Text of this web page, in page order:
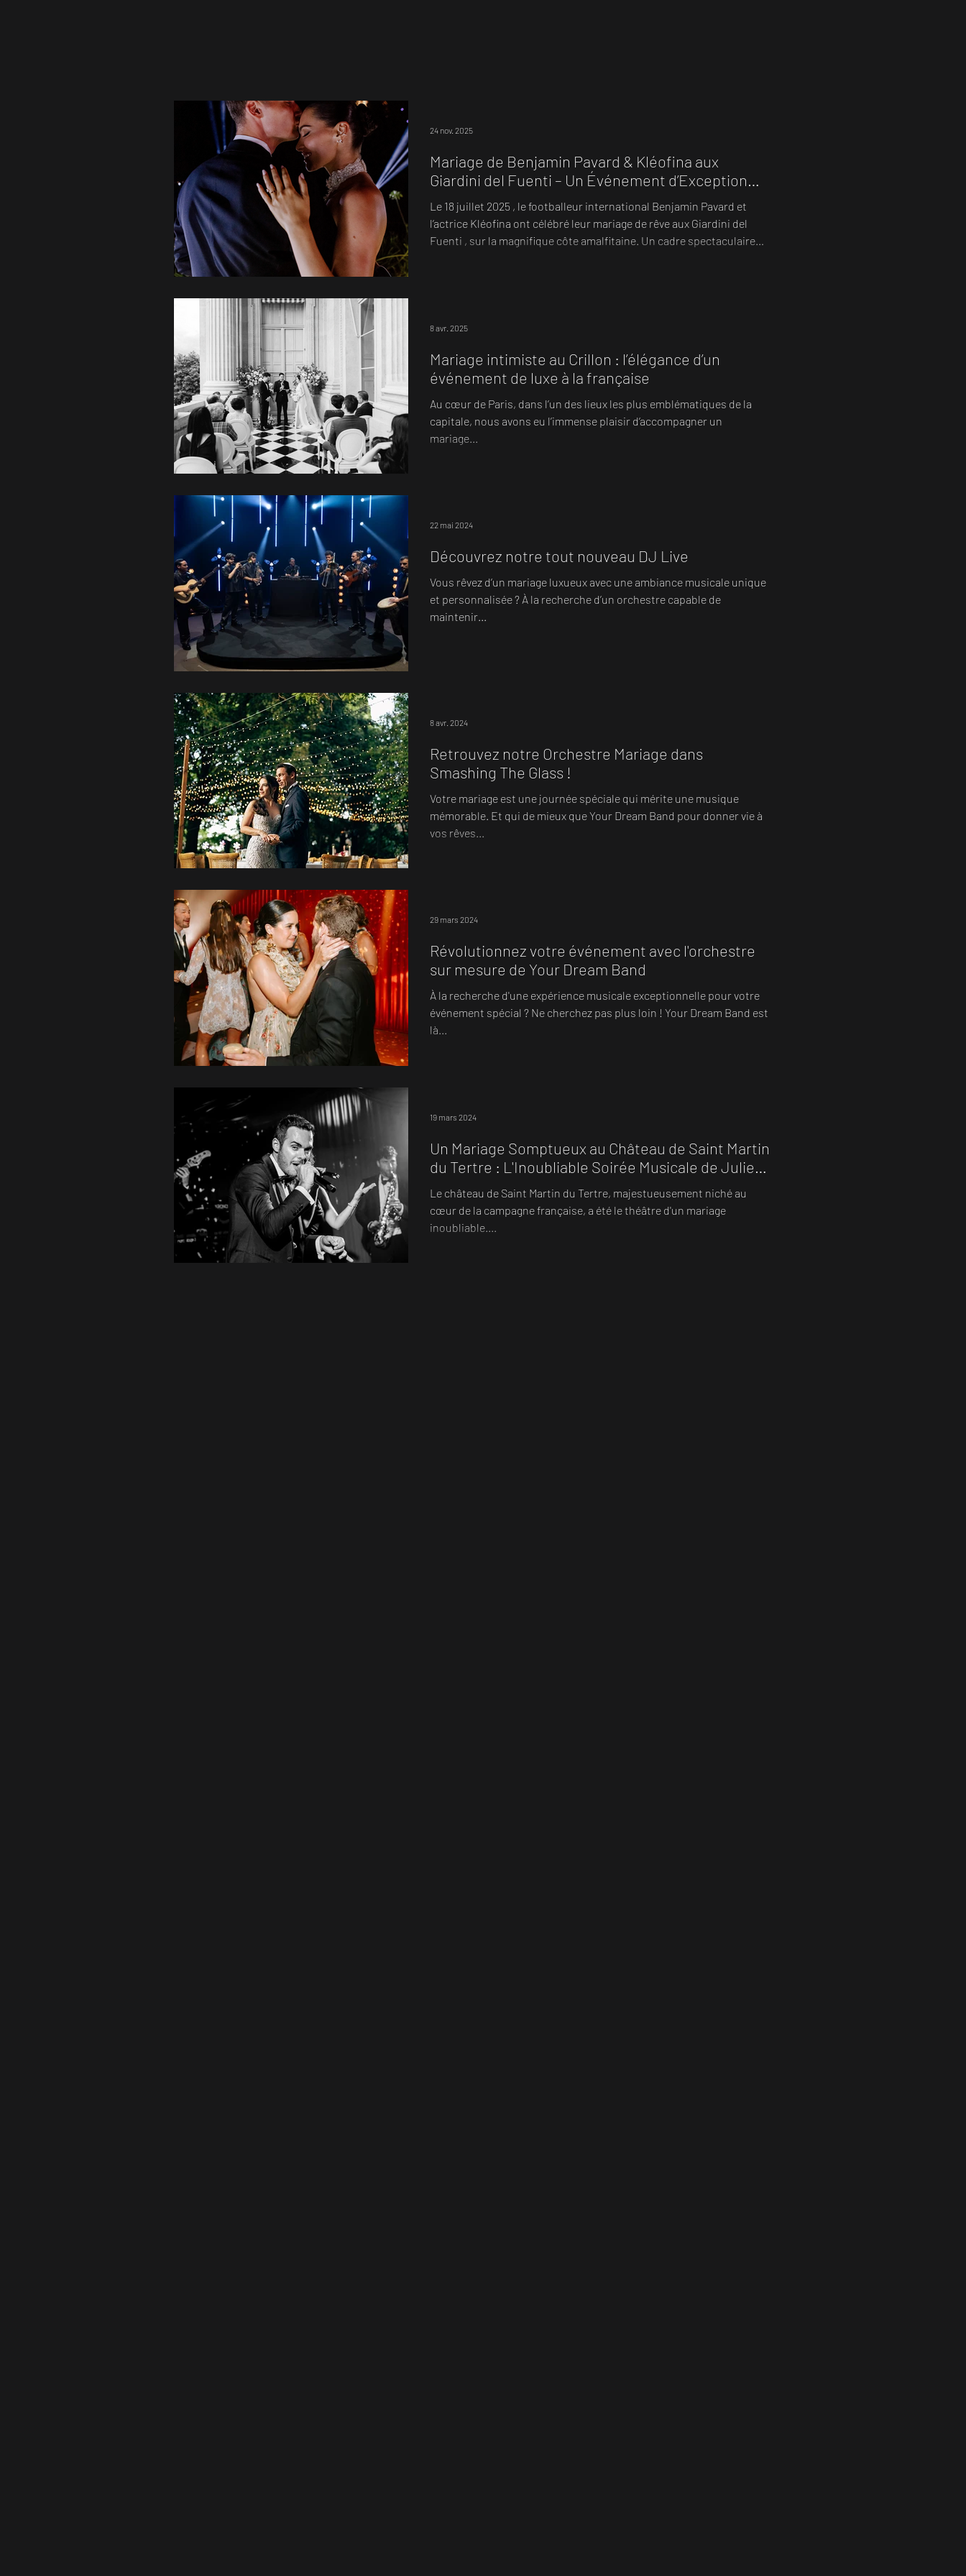
Mariage de Benjamin Pavard & Kléofina aux
Giardini del Fuenti – Un Événement d’Exception
signé Your Dream Band
Le 18 juillet 2025 , le footballeur international Benjamin Pavard et
l’actrice Kléofina ont célébré leur mariage de rêve aux Giardini del
Fuenti , sur la magnifique côte amalfitaine. Un cadre spectaculaire
po
24 nov. 2025
Mariage intimiste au Crillon : l’élégance d’un
événement de luxe à la française
Au cœur de Paris, dans l’un des lieux les plus emblématiques de la
capitale, nous avons eu l’immense plaisir d’accompagner un
mariage...
8 avr. 2025
Découvrez notre tout nouveau DJ Live
Vous rêvez d’un mariage luxueux avec une ambiance musicale unique
et personnalisée ? À la recherche d’un orchestre capable de
maintenir...
22 mai 2024
Retrouvez notre Orchestre Mariage dans
Smashing The Glass !
Votre mariage est une journée spéciale qui mérite une musique
mémorable. Et qui de mieux que Your Dream Band pour donner vie à
vos rêves...
8 avr. 2024
Révolutionnez votre événement avec l'orchestre
sur mesure de Your Dream Band
À la recherche d'une expérience musicale exceptionnelle pour votre
événement spécial ? Ne cherchez pas plus loin ! Your Dream Band est
là...
29 mars 2024
Un Mariage Somptueux au Château de Saint Martin
du Tertre : L'Inoubliable Soirée Musicale de Julie
et Charlie
Le château de Saint Martin du Tertre, majestueusement niché au
cœur de la campagne française, a été le théâtre d'un mariage
inoubliable....
19 mars 2024